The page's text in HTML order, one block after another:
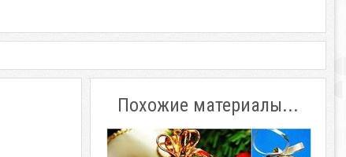
Похожие материалы...